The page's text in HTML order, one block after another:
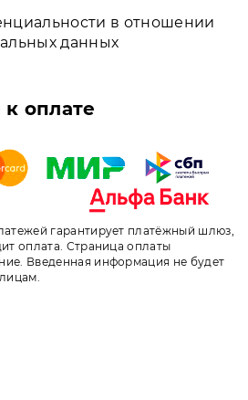
в отношении
данных
оплате
гарантирует платёжный шлюз,
оплата. Страница оплаты
Введенная информация не будет